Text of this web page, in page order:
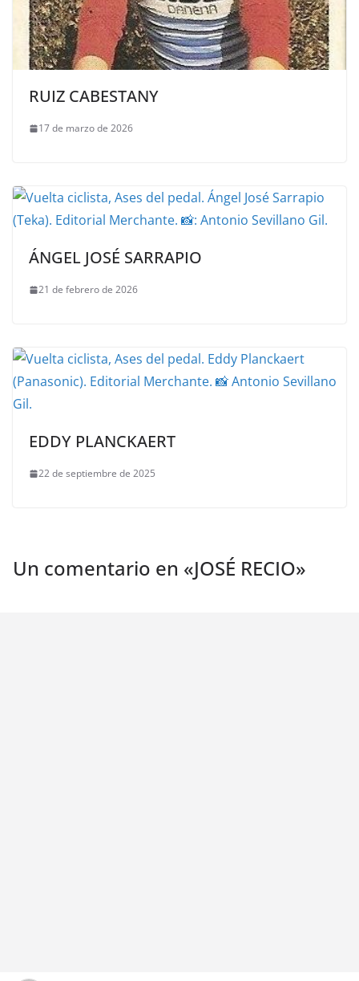
RUIZ CABESTANY
17 de marzo de 2026
ÁNGEL JOSÉ SARRAPIO
21 de febrero de 2026
EDDY PLANCKAERT
22 de septiembre de 2025
Un comentario en «JOSÉ RECIO»